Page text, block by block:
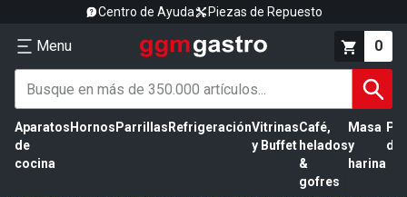
Centro de Ayuda Piezas de Repuesto
Menu 0
Aparatos
de
cocina
Hornos Parrillas RefrigeraciónVitrinas
y Buffet
Café,
helados
&
gofres
Masa
y
harina
de